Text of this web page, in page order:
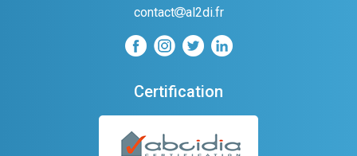
contact
al2di.fr
Certification